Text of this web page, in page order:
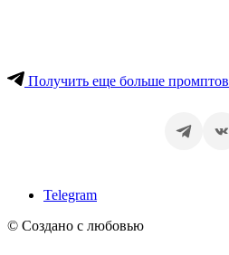
Получить еще больше промптов
Telegram
© Создано с любовью